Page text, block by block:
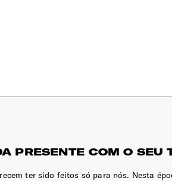
PRESENTE COM O SEU
ter sido feitos só para nós. Nesta